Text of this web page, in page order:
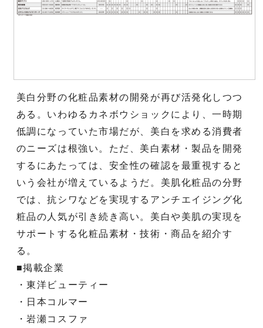
美白分野の化粧品素材の開発が再び活発化しつつ
ある。いわゆるカネボウショックにより、一時期
低調になっていた市場だが、美白を求める消費者
のニーズは根強い。ただ、美白素材・製品を開発
するにあたっては、安全性の確認を最重視すると
いう会社が増えているようだ。美肌化粧品の分野
では、抗シワなどを実現するアンチエイジング化
粧品の人気が引き続き高い。美白や美肌の実現を
サポートする化粧品素材・技術・商品を紹介す
る。
■掲載企業
・東洋ビューティー
・日本コルマー
・岩瀬コスファ